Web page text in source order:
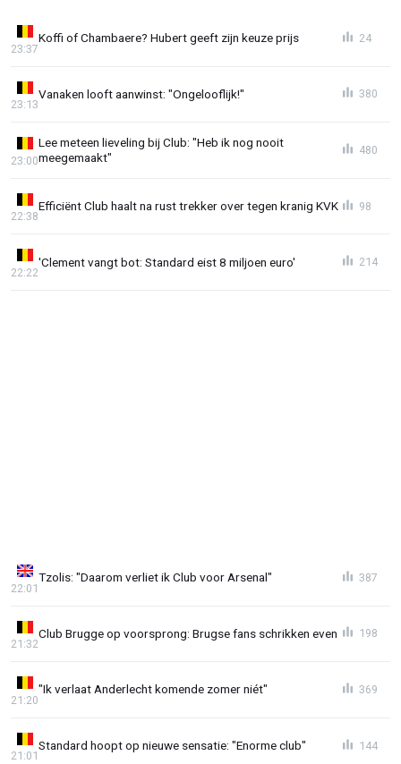
Koffi of Chambaere? Hubert geeft zijn keuze prijs
23:37
24
Vanaken looft aanwinst: "Ongelooflijk!"
23:13
380
Lee meteen lieveling bij Club: "Heb ik nog nooit
meegemaakt"
23:00
480
Efficiënt Club haalt na rust trekker over tegen kranig KVK
22:38
98
'Clement vangt bot: Standard eist 8 miljoen euro'
22:22
214
Tzolis: "Daarom verliet ik Club voor Arsenal"
22:01
387
Club Brugge op voorsprong: Brugse fans schrikken even
21:32
198
"Ik verlaat Anderlecht komende zomer niét"
21:20
369
Standard hoopt op nieuwe sensatie: "Enorme club"
21:01
144